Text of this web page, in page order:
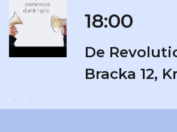
18:00
De
Bracka 12,